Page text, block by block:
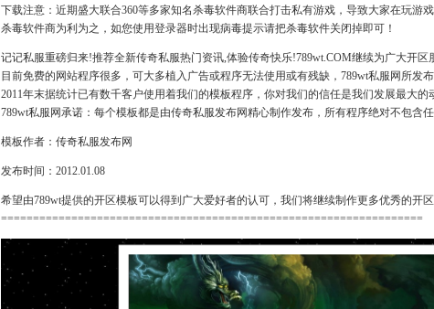
下载注意：近期盛大联合360等多家知名杀毒软件商联合打击私有游戏，导致大家在玩游
杀毒软件商为利为之，如您使用登录器时出现病毒提示请把杀毒软件关闭掉即可！
记记私服重磅归来!推荐全新传奇私服热门资讯,体验传奇快乐!789wt.COM继续为广大开
目前免费的网站程序很多，可大多植入广告或程序无法使用或有残缺，789wt私服网所发
2011年末据统计已有数千客户使用着我们的模板程序，你对我们的信任是我们发展最大的
789wt私服网承诺：每个模板都是由传奇私服发布网精心制作发布，所有程序绝对不包含
模板作者：传奇私服发布网
发布时间：2012.01.08
希望由789wt提供的开区模板可以得到广大爱好者的认可，我们将继续制作更多优秀的开
==================================================================